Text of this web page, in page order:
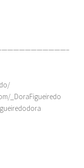
_DoraFigueiredo